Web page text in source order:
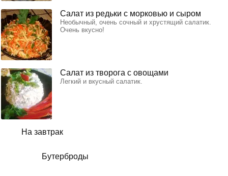
На завтрак
Бутерброды
Салат из редьки с морковью и сыром
Необычный, очень сочный и хрустящий салатик.
Очень вкусно!
Салат из творога с овощами
Легкий и вкусный салатик.